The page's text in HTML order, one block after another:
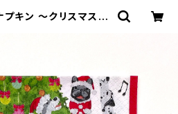
キン 〜クリスマスキ